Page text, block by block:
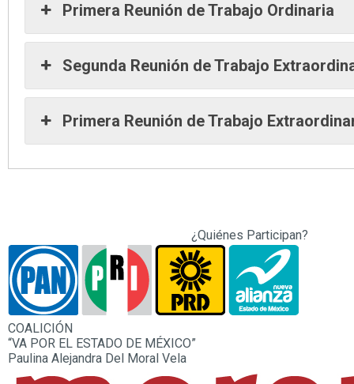
Primera Reunión de Trabajo Ordinaria
Segunda Reunión de Trabajo
Primera Reunión de Trabajo
¿Quiénes Participan?
COALICIÓN
“VA POR EL ESTADO DE MÉXICO”
Paulina Alejandra Del Moral Vela